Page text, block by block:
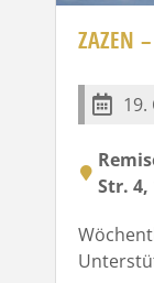
ZAZEN
19.
Str.